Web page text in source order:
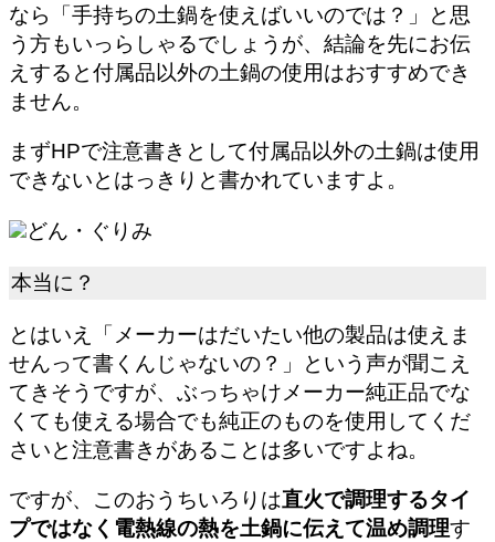
なら「手持ちの土鍋を使えばいいのでは？」と思
う方もいっらしゃるでしょうが、結論を先にお伝
えすると付属品以外の土鍋の使用はおすすめでき
ません。
まずHPで注意書きとして付属品以外の土鍋は使用
できないとはっきりと書かれていますよ。
どん・ぐりみ
本当に？
とはいえ「メーカーはだいたい他の製品は使えま
せんって書くんじゃないの？」という声が聞こえ
てきそうですが、ぶっちゃけメーカー純正品でな
くても使える場合でも純正のものを使用してくだ
さいと注意書きがあることは多いですよね。
ですが、このおうちいろりは直火で調理するタイ
プではなく電熱線の熱を土鍋に伝えて温め調理す